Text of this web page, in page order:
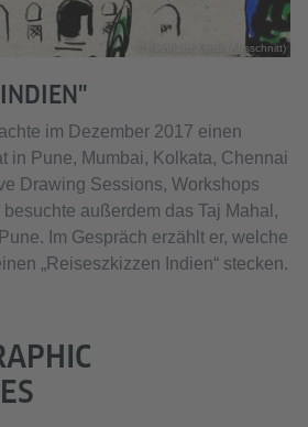
© Reinhard Kleist (Ausschnitt)
im Dezember 2017 einen
in Pune, Mumbai, Kolkata, Chennai
Drawing Sessions, Workshops
außerdem das Taj Mahal,
Im Gespräch erzählt er, welche
„Reiseszkizzen Indien“ stecken.